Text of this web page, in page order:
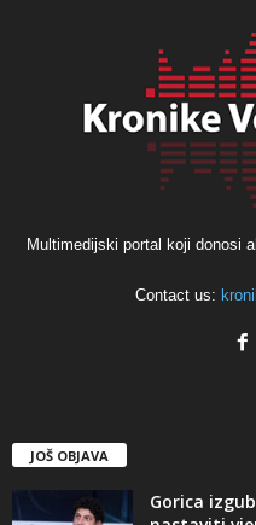
Multimedijski portal koji donosi
Contact us:
JOŠ OBJAVA
Gorica